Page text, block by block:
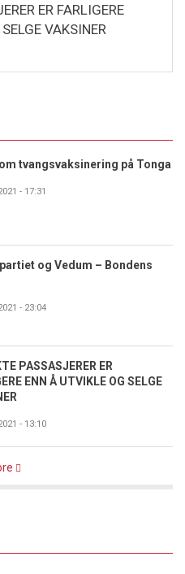
ER FARLIGERE
VAKSINER
tvangsvaksinering på Tonga
- 17:31
og Vedum – Bondens
- 23:04
PASSASJERER ER
ENN Å UTVIKLE OG SELGE
- 13:10